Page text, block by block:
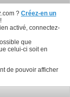
? Créez-en un
activé, connectez-
que
celui-ci soit en
de pouvoir afficher